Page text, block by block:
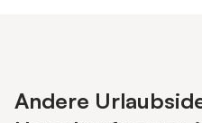
Andere